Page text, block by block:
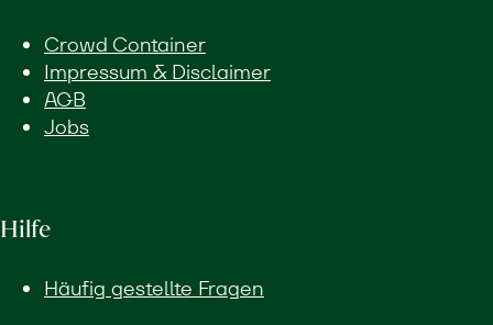
Crowd Container
Impressum & Disclaimer
AGB
Jobs
Hilfe
Häufig gestellte Fragen